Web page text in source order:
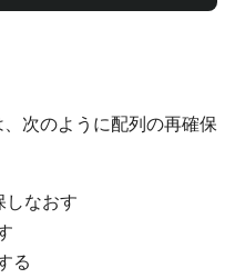
次のように配列の再確保
しなおす
る